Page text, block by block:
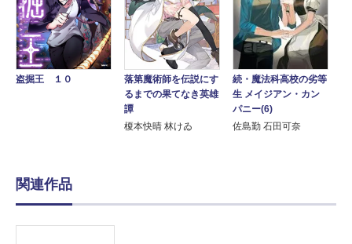
盗掘王 １０
落第魔術師を伝説にす
るまでの果てなき英雄
譚
榎本快晴 林けゐ
続・魔法科高校の劣等
生 メイジアン・カン
パニー(6)
佐島勤 石田可奈
関連作品